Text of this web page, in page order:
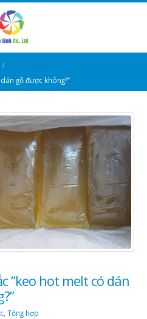
gỗ được không?”
“keo hot melt có dán
,Tổng hợp